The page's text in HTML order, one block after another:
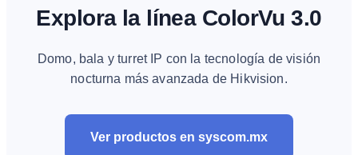
Explora la línea ColorVu 3.0
Domo, bala y turret IP con la tecnología de visión
nocturna más avanzada de Hikvision.
Ver productos en syscom.mx